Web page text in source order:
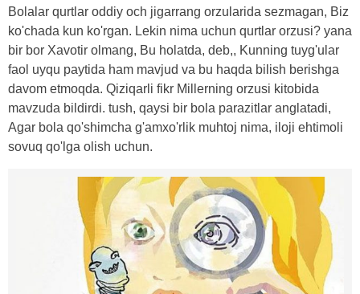
Bolalar qurtlar oddiy och jigarrang orzularida sezmagan, Biz
ko'chada kun ko'rgan. Lekin nima uchun qurtlar orzusi? yana
bir bor Xavotir olmang, Bu holatda, deb,, Kunning tuyg'ular
faol uyqu paytida ham mavjud va bu haqda bilish berishga
davom etmoqda. Qiziqarli fikr Millerning orzusi kitobida
mavzuda bildirdi. tush, qaysi bir bola parazitlar anglatadi,
Agar bola qo'shimcha g'amxo'rlik muhtoj nima, iloji ehtimoli
sovuq qo'lga olish uchun.